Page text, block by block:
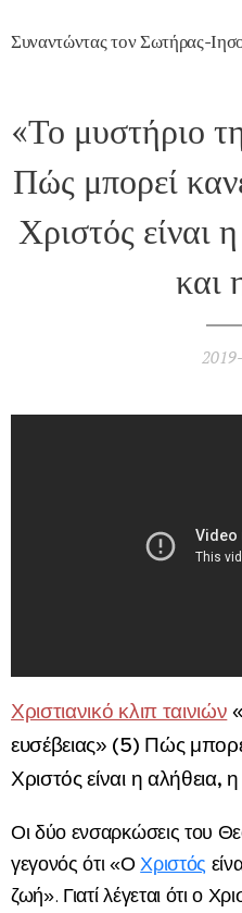
Συναντώντας τον Σωτήρας-
«Το μυστήριο
Πώς μπορεί
Χριστός είναι
και
Χριστιανικό κλιπ ταινιών
ευσέβειας» (5) Πώς
Χριστός είναι η αλήθεια,
Οι δύο ενσαρκώσεις του
γεγονός ότι «ΟΧριστός
ζωή». Γιατί λέγεται ότι ο